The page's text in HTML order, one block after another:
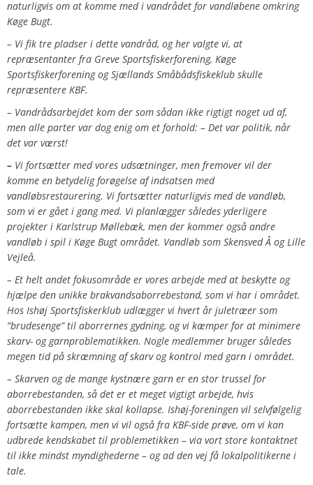
naturligvis om at komme med i vandrådet for vandløbene omkring
Køge Bugt.
– Vi fik tre pladser i dette vandråd, og her valgte vi, at
repræsentanter fra Greve Sportsfiskerforening, Køge
Sportsfiskerforening og Sjællands Småbådsfiskeklub skulle
repræsentere KBF.
– Vandrådsarbejdet kom der som sådan ikke rigtigt noget ud af,
men alle parter var dog enig om et forhold: – Det var politik, når
det var værst!
– Vi fortsætter med vores udsætninger, men fremover vil der
komme en betydelig forøgelse af indsatsen med
vandløbsrestaurering. Vi fortsætter naturligvis med de vandløb,
som vi er gået i gang med. Vi planlægger således yderligere
projekter i Karlstrup Møllebæk, men der kommer også andre
vandløb i spil i Køge Bugt området. Vandløb som Skensved Å og Lille
Vejleå.
– Et helt andet fokusområde er vores arbejde med at beskytte og
hjælpe den unikke brakvandsaborrebestand, som vi har i området.
Hos Ishøj Sportsfiskerklub udlægger vi hvert år juletræer som
”brudesenge” til aborrernes gydning, og vi kæmper for at minimere
skarv- og garnproblematikken. Nogle medlemmer bruger således
megen tid på skræmning af skarv og kontrol med garn i området.
– Skarven og de mange kystnære garn er en stor trussel for
aborrebestanden, så det er et meget vigtigt arbejde, hvis
aborrebestanden ikke skal kollapse. Ishøj-foreningen vil selvfølgelig
fortsætte kampen, men vi vil også fra KBF-side prøve, om vi kan
udbrede kendskabet til problemetikken – via vort store kontaktnet
til ikke mindst myndighederne – og ad den vej få lokalpolitikerne i
tale.